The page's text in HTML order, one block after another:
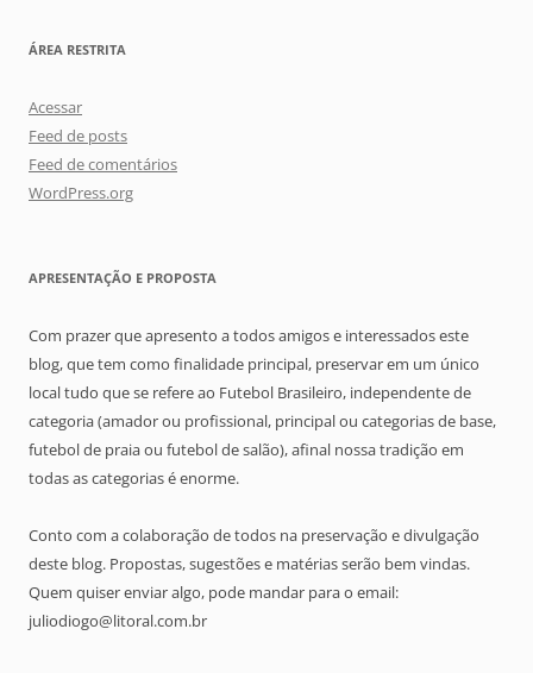
ÁREA RESTRITA
Acessar
Feed de posts
Feed de comentários
WordPress.org
APRESENTAÇÃO E PROPOSTA
Com prazer que apresento a todos amigos e interessados este
blog, que tem como finalidade principal, preservar em um único
local tudo que se refere ao Futebol Brasileiro, independente de
categoria (amador ou profissional, principal ou categorias de base,
futebol de praia ou futebol de salão), afinal nossa tradição em
todas as categorias é enorme.
Conto com a colaboração de todos na preservação e divulgação
deste blog. Propostas, sugestões e matérias serão bem vindas.
Quem quiser enviar algo, pode mandar para o email:
juliodiogo@litoral.com.br